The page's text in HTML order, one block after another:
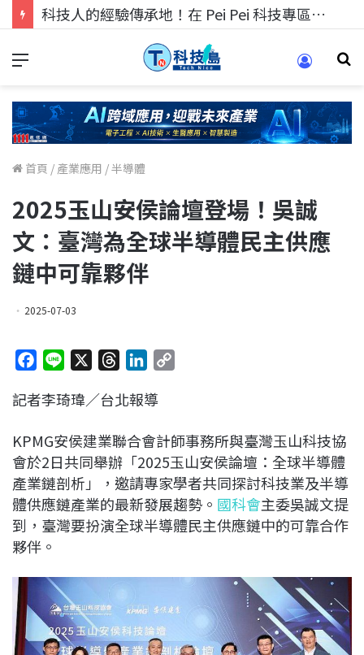
科技人的經驗傳承地！在 Pei Pei 科技專區，與學弟妹交流最硬核的技術
首頁 / 產業應用 /半導體
2025玉山安侯論壇登場！吳誠
文：臺灣為全球半導體民主供應
鏈中可靠夥伴
2025-07-03
c
b
o
o
k
n
r
a
d
s
n
e
d
I
n
L
i
n
k
記者李琦瑋／台北報導
KPMG安侯建業聯合會計師事務所與臺灣玉山科技協
會於2日共同舉辦「2025玉山安侯論壇：全球半導體
產業鏈剖析」，邀請專家學者共同探討科技業及半導
體供應鏈產業的最新發展趨勢。 國科會主委吳誠文提
到，臺灣要扮演全球半導體民主供應鏈中的可靠合作
夥伴。